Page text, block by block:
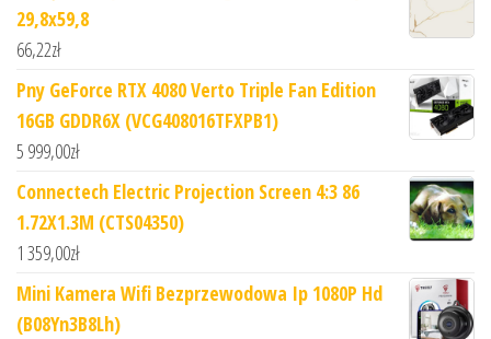
29,8x59,8
66,22zł
Pny GeForce RTX 4080 Verto Triple Fan Edition
16GB GDDR6X (VCG408016TFXPB1)
5 999,00zł
Connectech Electric Projection Screen 4:3 86
1.72X1.3M (CTS04350)
1 359,00zł
Mini Kamera Wifi Bezprzewodowa Ip 1080P Hd
(B08Yn3B8Lh)